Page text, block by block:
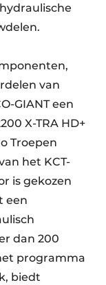
van
GIANT een
X-TRA HD+
Troepen
het KCT-
is gekozen
een
dan 200
programma
biedt